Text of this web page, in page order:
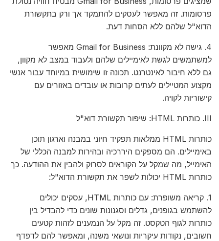
פרסומות. זה מאפשר לעסקים להתמקד אך ורק בתקשורת
הדוא"ל שלהם ללא הסחות דעת.
4. גישה לא מקוונת: Gmail for Business מאפשר
למשתמשים לגשת לאימיילים שלהם ולעבוד במצב לא מקוון,
גם ללא חיבור לאינטרנט. תכונה זו שימושית במיוחד עבור אנשי
מקצוע המטיילים לעתים קרובות או עובדים באזורים עם
קישוריות לקויה.
III. כותרות HTML: שיפור תקשורת דוא"ל
כותרות HTML ממלאות תפקיד חיוני במבנה וארגון תוכן
באימיילים. הם מספקים היררכיה ובהירות למבנה הכללי של
האימייל, מה שמקל על הקוראים לסרוק ולהבין את ההודעה. כך
כותרות HTML יכולות לשפר את תקשורת הדוא"ל:
1. קריאה משופרת: עם כותרות HTML, עסקים יכולים
להשתמש בגופנים, גדלים וסגנונות שונים כדי להבדיל בין
כותרות לגוף הטקסט. זה מקל על הנמענים לזהות קטעים
חשובים, נקודות עיקריות ונושאי משנה, ומאפשר להם לדפדף